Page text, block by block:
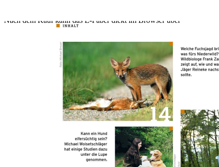
Nach dem Kauf kann das E-Paper diekt im Browser über
www.jagdpresse.de / www.angelpresse.de oder über die
Nutzung über den Browser:
Nach erfolgreicher Registrierung auf www.pareyshop.de finden Sie
unter Mein Konto im Reiter Digital Abo Ihre gekaufte E-Paper
Ausgabe und werden auf die Seite Jagdpresse bzw. Angelpresse
Nutzung über die APP:
Laden Sie sich die kostenlosse App Jagdpresse bzw. Angelpresse in
Ihrem App-Store/Play-Store herunter. Dort melden Sie sich nach
erfolgreicher Registrierung auf www.pareyshop.de mit Ihren